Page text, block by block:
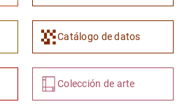
1 2
Catálogo de datos
Colección de arte